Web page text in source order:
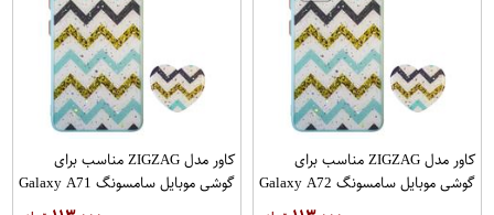
کاور مدل ZIGZAG مناسب برای
گوشی موبایل سامسونگ Galaxy A72
کاور مدل ZIGZAG مناسب برای
گوشی موبایل سامسونگ Galaxy A71